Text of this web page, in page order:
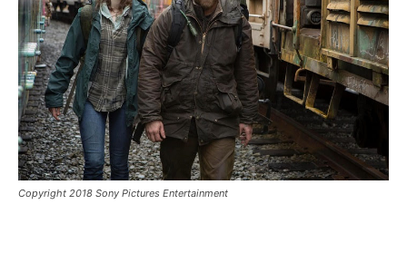
Copyright 2018 Sony Pictures Entertainment